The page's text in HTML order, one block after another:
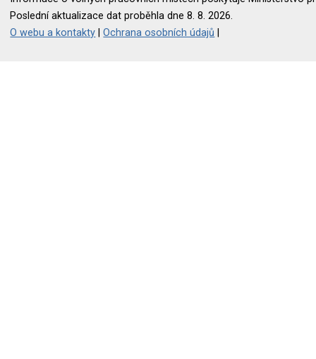
Poslední aktualizace dat proběhla dne 8. 8. 2026.
O webu a kontakty |Ochrana osobních údajů